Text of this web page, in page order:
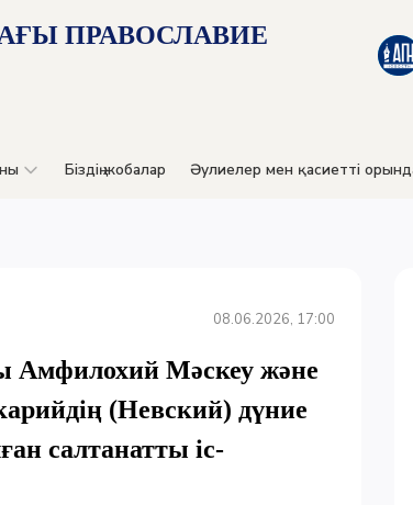
ПРАВОСЛАВИЕ
Біздің жобалар Әулиелер мен қасиетті
08.06.2026, 17:00
Амфилохий Мәскеу және
(Невский) дүние
салтанатты іс-